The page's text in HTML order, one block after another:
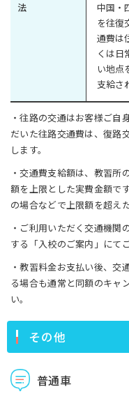
法
中国・
を往復
通費は
くは日
い地点
支給さ
・往路の交通はお客様ご自
だいた往路交通費は、復路
します。
・交通費支給額は、教習所
額を上限とした実費金額で
の場合などで上限額を超え
・ご利用いただく交通機関
する「入校のご案内」にて
・教習料金お支払い後、交
る場合も通常と同額のキャ
い。
その他
普通車